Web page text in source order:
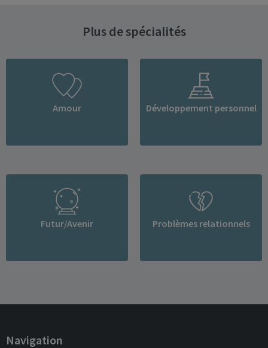
Plus de spécialités
Amour Développement personnel
Futur/Avenir Problèmes relationnels
Navigation